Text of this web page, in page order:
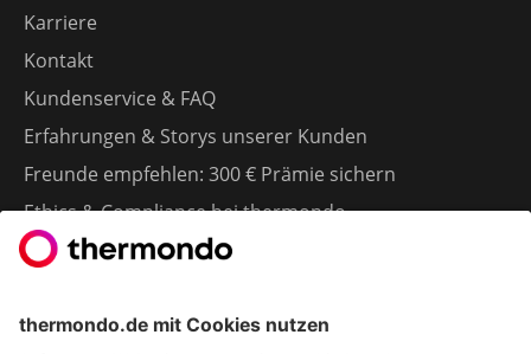
Karriere
Kontakt
Kundenservice & FAQ
Erfahrungen & Storys unserer Kunden
Freunde empfehlen: 300 € Prämie sichern
Ethics & Compliance bei thermondo
Heizen mit Wärmepumpe